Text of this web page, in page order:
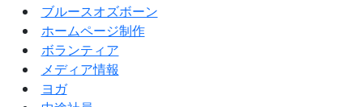
ブルースオズボーン
ホームページ制作
ボランティア
メディア情報
ヨガ